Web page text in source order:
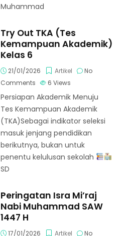
Muhammad
Try Out TKA (Tes
Kemampuan Akademik)
Kelas 6
21/01/2026 Artikel
No
Comments
6Views
Persiapan Akademik Menuju
Tes Kemampuan Akademik
(TKA)Sebagai indikator seleksi
masuk jenjang pendidikan
berikutnya, bukan untuk
penentu kelulusan sekolah
SD
Peringatan Isra Mi’raj
Nabi Muhammad SAW
1447 H
17/01/2026 Artikel No